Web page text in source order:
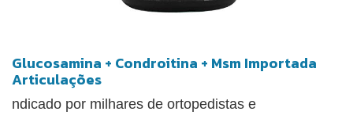
Glucosamina + Condroitina + Msm Importada
Articulações
ndicado por milhares de ortopedistas e